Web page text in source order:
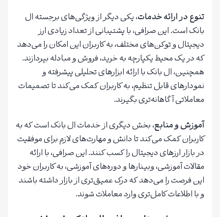
تنوع در ارائه خدمات، یکی دیگر از ویژگی‌های برجسته ال
بانک است. این صرافی، با پشتیبانی از تعداد زیادی ارز
دیجیتال و توکن‌های مختلف، به کاربران این امکان را می‌دهد
که در یک محیط یکپارچه به خرید، فروش و مبادله بپردازند.
همچنین، ال بانک با ارائه ابزارهای تحلیلی پیشرفته و
نمودارهای قابل تنظیم، به کاربران کمک می‌کند تا تصمیمات
معاملاتی آگاهانه‌تری بگیرند.
آموزش و منابع، بخش دیگری از خدمات ال بانک است که به
کاربران کمک می‌کند تا دانش و مهارت‌های لازم برای موفقیت
در بازار ارزهای دیجیتال را کسب کنند. این صرافی، با ارائه
مقالات آموزشی، وبینارها و دوره‌های آموزشی، به کاربران خود
این فرصت را می‌دهد که درک عمیق‌تری از بازار داشته باشند
و با اطلاعات کامل‌تری وارد معاملات شوند.